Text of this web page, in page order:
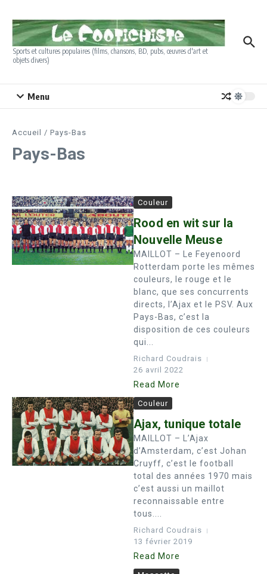
Sports et cultures populaires (films, chansons, BD, pubs, œuvres d'art et
objets divers)
Menu
Accueil / Pays-Bas
Pays-Bas
Couleur
Rood en wit sur la
Nouvelle Meuse
MAILLOT – Le Feyenoord
Rotterdam porte les mêmes
couleurs, le rouge et le
blanc, que ses concurrents
directs, l’Ajax et le PSV. Aux
Pays-Bas, c’est la
disposition de ces couleurs
qui...
Richard Coudrais
26 avril 2022
Read More
Couleur
Ajax, tunique totale
MAILLOT – L’Ajax
d’Amsterdam, c’est Johan
Cruyff, c’est le football
total des années 1970 mais
c’est aussi un maillot
reconnaissable entre
tous....
Richard Coudrais
13 février 2019
Read More